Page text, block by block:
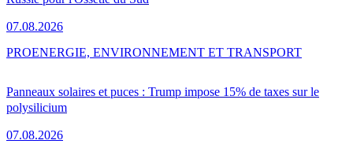
07.08.2026
Panneaux solaires et puces : Trump impose 15% de taxes sur le
polysilicium
07.08.2026
PROENERGIE, ENVIRONNEMENT ET TRANSPORT